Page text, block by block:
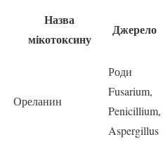
Назва
мікотоксину
Джерело
Ореланин
Роди
Fusarium,
Penicillium,
Aspergillus